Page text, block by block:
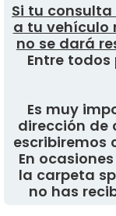
Si tu
a tu vehículo
no se dará
Entre
Es muy
dirección de
escribiremos
En
la carpeta
no has